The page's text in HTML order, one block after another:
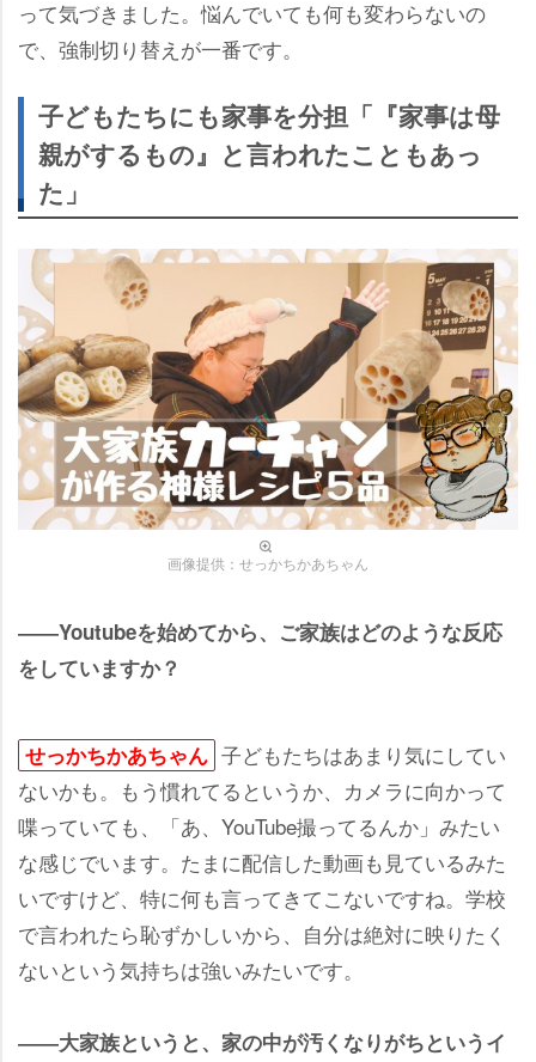
って気づきました。悩んでいても何も変わらないの
で、強制切り替えが一番です。
子どもたちにも家事を分担「『家事は母
親がするもの』と言われたこともあっ
た」
画像提供：せっかちかあちゃん
――Youtubeを始めてから、ご家族はどのような反応
をしていますか？
せっかちかあちゃん 子どもたちはあまり気にしてい
ないかも。もう慣れてるというか、カメラに向かって
喋っていても、「あ、YouTube撮ってるんか」みたい
な感じでいます。たまに配信した動画も見ているみた
いですけど、特に何も言ってきてこないですね。学校
で言われたら恥ずかしいから、自分は絶対に映りたく
ないという気持ちは強いみたいです。
――大家族というと、家の中が汚くなりがちというイ